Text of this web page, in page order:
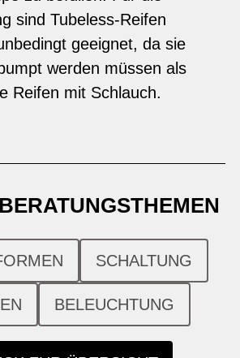
sind Tubeless-Reifen
geeignet, da sie
werden müssen als
Reifen mit Schlauch.
SCHALTUNG
BELEUCHTUNG